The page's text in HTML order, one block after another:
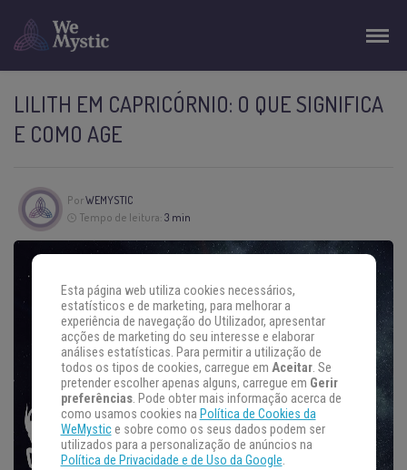
LILITH EM CAPRICÓRNIO: O QUE SIGNIFICA
E COMO AGE
PorWEMYSTIC
Tempo de leitura: 3 min
Esta página web utiliza cookies necessários,
estatísticos e de marketing, para melhorar a
experiência de navegação do Utilizador, apresentar
acções de marketing do seu interesse e elaborar
análises estatísticas. Para permitir a utilização de
todos os tipos de cookies, carregue em Aceitar. Se
pretender escolher apenas alguns, carregue em Gerir
preferências. Pode obter mais informação acerca de
como usamos cookies na Política de Cookies da
WeMystice sobre como os seus dados podem ser
utilizados para a personalização de anúncios na
Política de Privacidade e de Uso da Google.